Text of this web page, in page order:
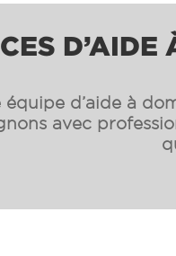
équipe d’aide à
avec